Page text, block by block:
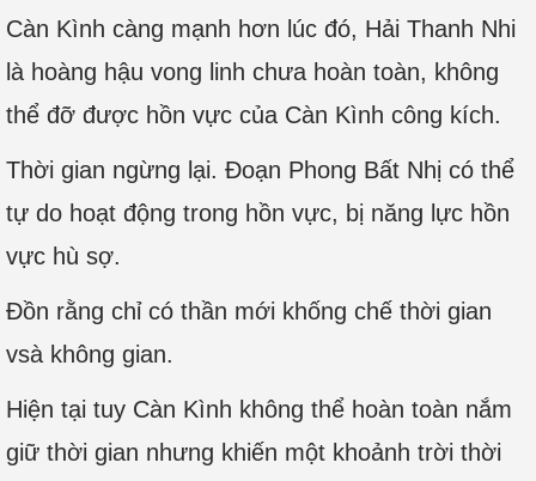
Càn Kình càng mạnh hơn lúc đó, Hải Thanh Nhi
là hoàng hậu vong linh chưa hoàn toàn, không
thể đỡ được hồn vực của Càn Kình công kích.
Thời gian ngừng lại. Đoạn Phong Bất Nhị có thể
tự do hoạt động trong hồn vực, bị năng lực hồn
vực hù sợ.
Đồn rằng chỉ có thần mới khống chế thời gian
vsà không gian.
Hiện tại tuy Càn Kình không thể hoàn toàn nắm
giữ thời gian nhưng khiến một khoảnh trời thời